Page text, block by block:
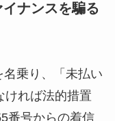
ナンスを騙る
乗り、「未払い
ければ法的措置
番号からの着信